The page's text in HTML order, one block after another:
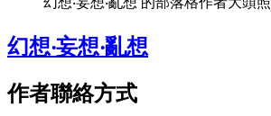
幻想‧妄想‧亂想
作者聯絡方式